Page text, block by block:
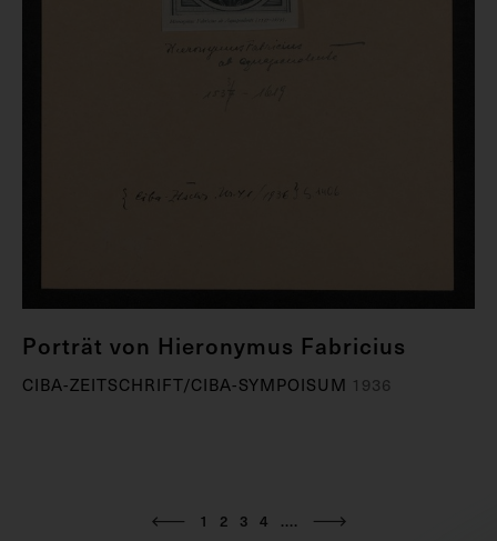
Porträt von Hieronymus Fabricius
CIBA-ZEITSCHRIFT/CIBA-SYMPOISUM 1936
1 2 3 4 ....